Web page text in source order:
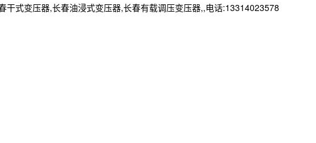
式变压器,长春油浸式变压器,长春有载调压变压器,,电话:13314023578